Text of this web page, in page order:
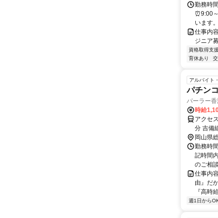
勤務時
⏰9:00
います。
仕事内
ジニア
資格取得支
育休あり
アルバイト
パチン
パーラー
時給
アクセス: 吉備線 服部(岡山県)駅 車7分 吉備線 東総社駅 車5分 伯備線
岡山県
勤務時
記時間
のご相
仕事内
由』だ
『高時
週1日から